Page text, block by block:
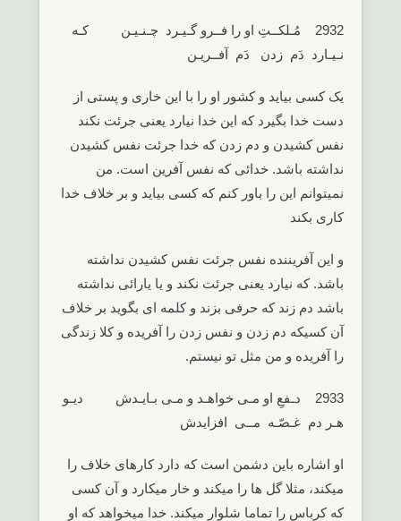
2932 مُـلکــتِ او را فــرو گـیـرد چـنـیـن کـه
نـیـارد دَم زدن دَم آفــریـن
یک کسی بیاید و کشور او را با این خاری و پستی از
دست خدا بگیرد که این خدا نیارد یعنی جرئت نکند
نفس کشیدن و دم زدن که خدا جرئت نفس کشیدن
نداشته باشد. خدائی که نفس آفرین است. من
نمیتوانم این را باور کنم که کسی بیاید و بر خلاف خدا
کاری بکند
و این آفریننده نفس جرئت نفس کشیدن نداشته
باشد. که نیارد یعنی جرئت نکند و یا یارائی نداشته
باشد دم زند که حرفی بزند و کلمه ای بگوید بر خلاف
آن کسیکه دم زدن و نفس زدن را آفریده و کلا زندگی
را آفریده و من مثل تو نیستم.
2933 دـفعِ او مـی خواهـد و مـی بـایـدش دیـو
هـر دم غـصّـه مــی افزایدش
او اشاره باین دشمن است که دارد کارهای خلاف را
میکند، مثلا گل ها را میکند و خار میکارد و آن کسی
که کرباس را تماما شلوار میکند. خدا میخواهد که او